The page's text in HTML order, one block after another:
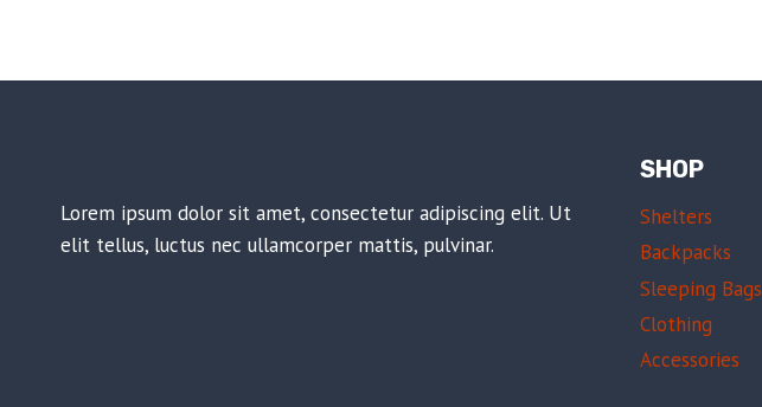
Lorem ipsum dolor sit amet, consectetur adipiscing elit. Ut
elit tellus, luctus nec ullamcorper mattis, pulvinar.
SHOP
Shelters
Backpacks
Sleeping Bags
Clothing
Accessories